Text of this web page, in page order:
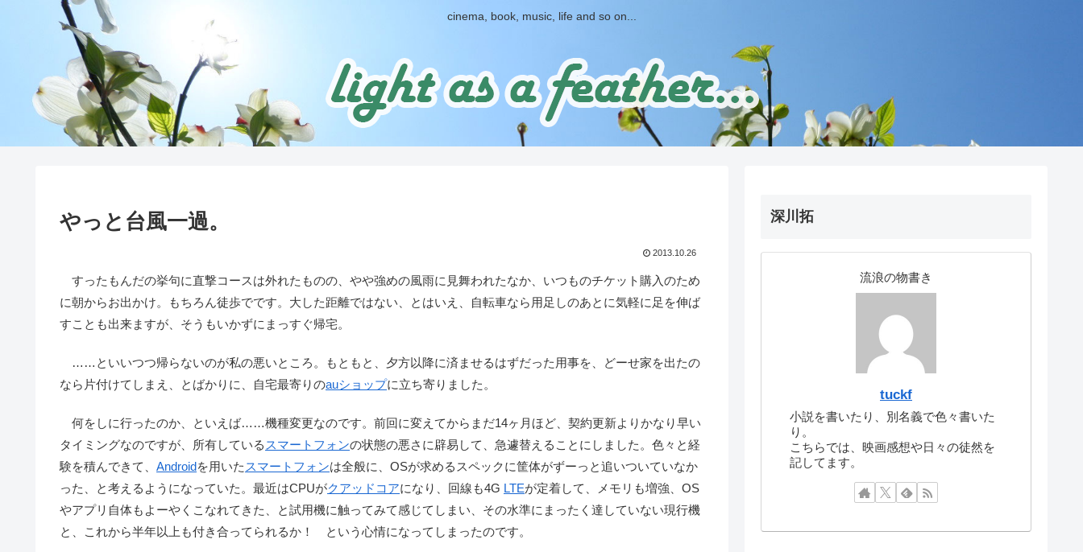
cinema, book, music, life and so on...
やっと台風一過。
2013.10.26
すったもんだの挙句に直撃コースは外れたものの、やや強めの風雨に見舞われたなか、いつものチケット購入のため
に朝からお出かけ。もちろん徒歩でです。大した距離ではない、とはいえ、自転車なら用足しのあとに気軽に足を伸ば
すことも出来ますが、そうもいかずにまっすぐ帰宅。
……といいつつ帰らないのが私の悪いところ。もともと、夕方以降に済ませるはずだった用事を、どーせ家を出たの
なら片付けてしまえ、とばかりに、自宅最寄りのauショップに立ち寄りました。
何をしに行ったのか、といえば……機種変更なのです。前回に変えてからまだ14ヶ月ほど、契約更新よりかなり早い
タイミングなのですが、所有している スマートフォンの状態の悪さに辟易して、急遽替えることにしました。色々と経
験を積んできて、 Androidを用いた スマートフォンは全般に、OSが求めるスペックに筐体がずーっと追いついていなか
った、と考えるようになっていた。最近はCPUがクアッドコアになり、回線も4G LTEが定着して、メモリも増強、OS
やアプリ自体もよーやくこなれてきた、と試用機に触ってみて感じてしまい、その水準にまったく達していない現行機
と、これから半年以上も付き合ってられるか！ という心情になってしまったのです。
深川拓
流浪の物書き
tuckf
小説を書いたり、別名義で色々書いた
り。
こちらでは、映画感想や日々の徒然を
記してます。